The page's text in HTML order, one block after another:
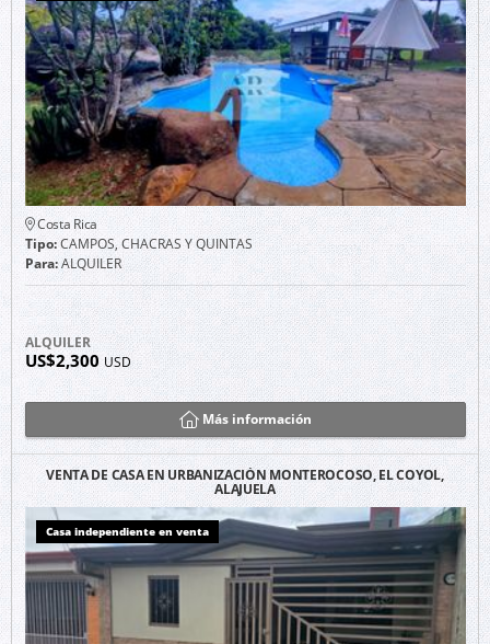
Costa Rica
Tipo:CAMPOS, CHACRAS Y QUINTAS
Para:ALQUILER
ALQUILER
US$2,300 USD
Más información
VENTA DE CASA EN URBANIZACIÓN MONTEROCOSO, EL COYOL,
ALAJUELA
Casa independiente en venta